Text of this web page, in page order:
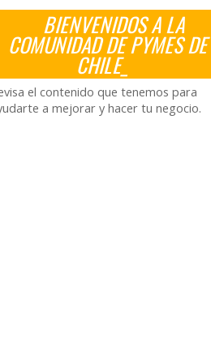
BIENVENIDOS A LA
COMUNIDAD DE PYMES DE
CHILE_
el contenido que tenemos para
a mejorar y hacer tu negocio.